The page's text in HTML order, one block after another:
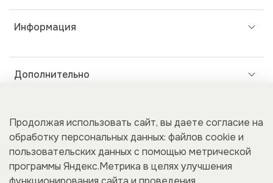
Информация
Дополнительно
Покупателям
Для бизнеса
Продолжая использовать сайт, вы даете согласие на
обработку персональных данных: файлов cookie и
пользовательских данных с помощью метрической
программы Яндекс.Метрика в целях улучшения